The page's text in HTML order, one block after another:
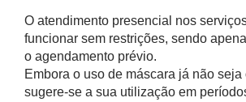
O atendimento presencial nos
funcionar sem restrições, sendo
o agendamento prévio.
Embora o uso de máscara já não seja
sugere-se a sua utilização em